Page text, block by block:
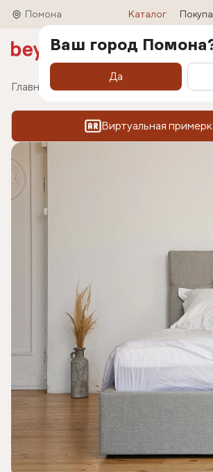
Помона Каталог
Акции Матрасы
Главная Кровати
Виртуальная
Ваш город
Да